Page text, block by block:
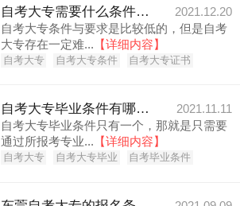
自考大专需要什么条件与要求？证书有用吗？
2021.12.20
自考大专条件与要求是比较低的，但是自考
大专存在一定难... 【详细内容】
自考大专 自考大专条件 自考大专证书
自考大专毕业条件有哪些？
2021.11.11
自考大专毕业条件只有一个，那就是只需要
通过所报考专业... 【详细内容】
自考大专 自考大专毕业 自考毕业条件